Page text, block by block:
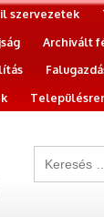
szervezetek
Archivált